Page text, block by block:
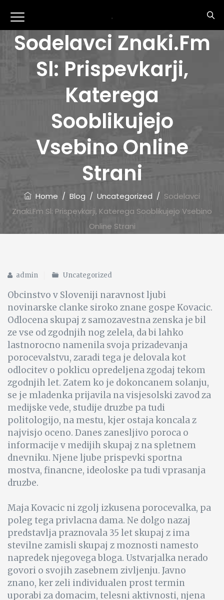
.
Sodelavci Znaki.fm
Sl: Prispevkarji,
Katerega
Sooblikujejo
Vsebino Online
Strani
Home / Blog / Uncategorized / Sodelavci
Znaki.fm Sl: Prispevkarji, Katerega Sooblikujejo Vsebino
Online Strani
admin Uncategorized
Obcinstvo v Sloveniji naravnost ljubi
novinarske clanke siroko znane gospe Kovacic.
Odlocena skupaj z samozavestna zenska je bil
ze vse od zgodnjih nog zelela, da bi lahko
lastnorocno namenila svoja prizadevanja
porocevalstvu, zaradi tega je delovala kot
odlocitev o poklicu opredeljena zgodaj tekom
zgodnjih let. Zatem ko je dokoncanem solanju,
se je mladenka prijavila na visjesolski zavod za
medijske vede, studije druzbe pa tudi
politologijo, na mestu, kjer ostaja koncala z
najvisjo oceno. Danes zanesljivo poroca o
informacije v medijih skupaj z na spletnem
dnevniku. Njene ljube prispevki sportna
mostva, financne, ideoloske pa tudi vprasanja
druzbe.
Maja Kovacic ni zgolj izkusena porocevalka, pa
poleg tega privlacna dama. Ne dolgo nazaj
predstavlja praznovala 35 let skupaj z ima
stevilne zamisli skupaj z moznosti namesto
napredek njegovega bloga. Ustvarjalka nerado
govori o svojih zasebnem zivljenju. Javno
znano, ker zeli individualen prost termin
uporabi za domacim, telesni aktivnosti, njena